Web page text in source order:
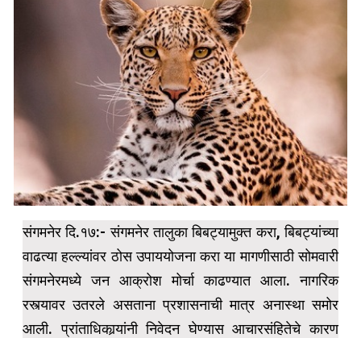
संगमनेर दि.१७:- संगमनेर तालुका बिबट्यामुक्त करा, बिबट्यांच्या
वाढत्या हल्ल्यांवर ठोस उपाययोजना करा या मागणीसाठी सोमवारी
संगमनेरमध्ये जन आक्रोश मोर्चा काढण्यात आला. नागरिक
रस्त्यावर उतरले असताना प्रशासनाची मात्र अनास्था समोर
आली. प्रांताधिकार्‍यांनी निवेदन घेण्यास आचारसंहितेचे कारण